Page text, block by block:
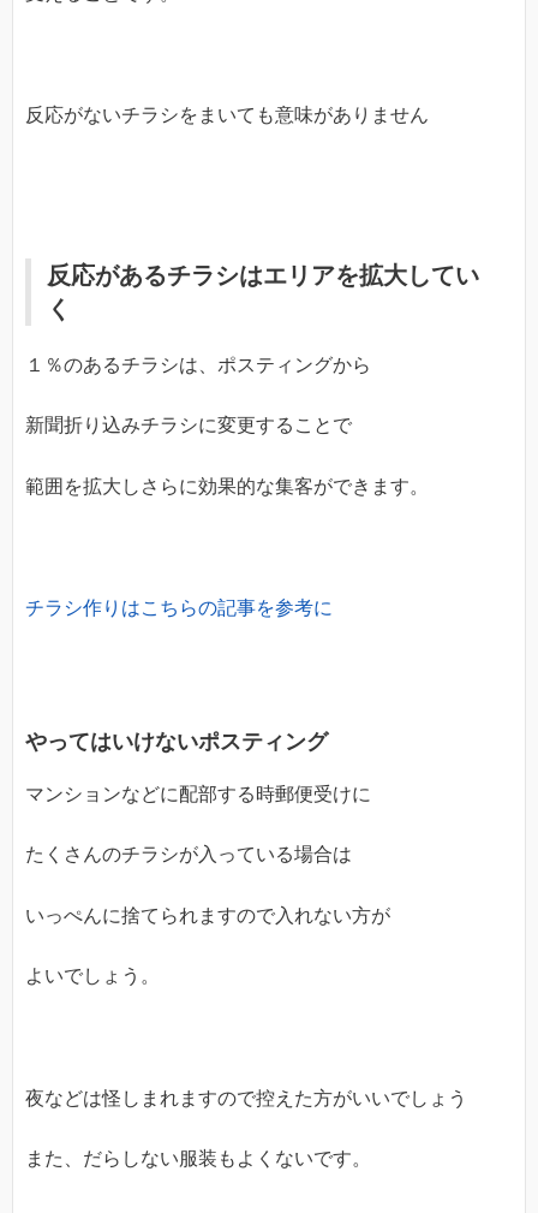
反応がないチラシをまいても意味がありません
反応があるチラシはエリアを拡大してい
く
１％のあるチラシは、ポスティングから
新聞折り込みチラシに変更することで
範囲を拡大しさらに効果的な集客ができます。
チラシ作りはこちらの記事を参考に
やってはいけないポスティング
マンションなどに配部する時郵便受けに
たくさんのチラシが入っている場合は
いっぺんに捨てられますので入れない方が
よいでしょう。
夜などは怪しまれますので控えた方がいいでしょう
また、だらしない服装もよくないです。